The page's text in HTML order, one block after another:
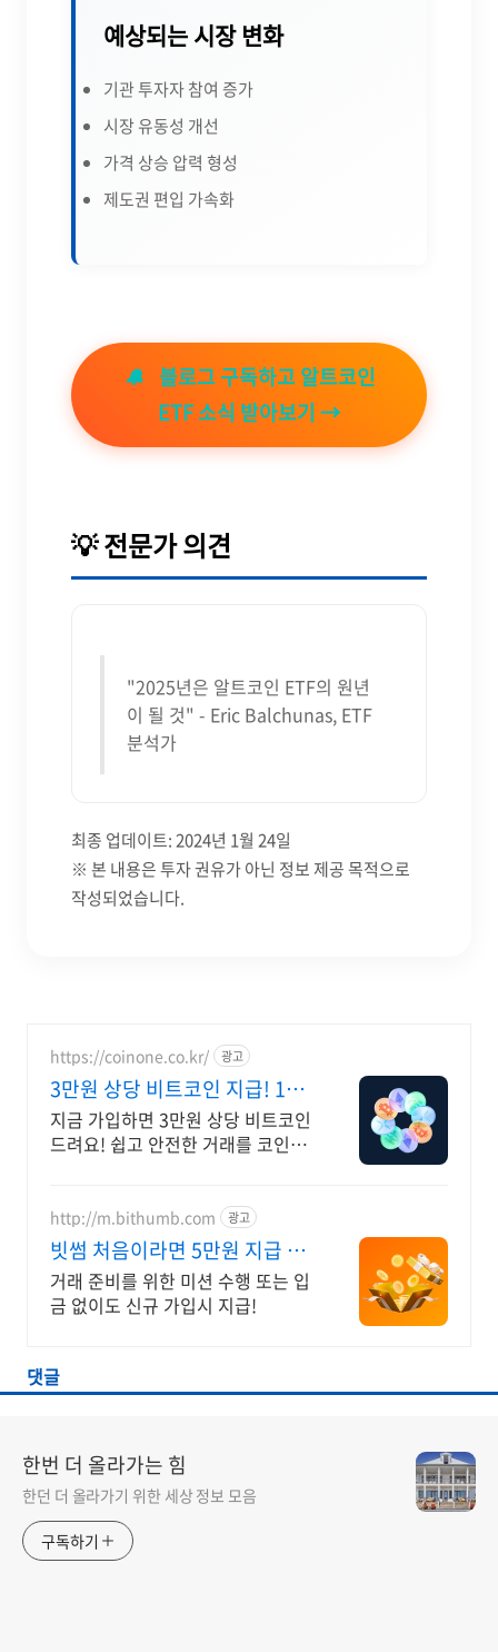
예상되는 시장 변화
기관 투자자 참여 증가
시장 유동성 개선
가격 상승 압력 형성
제도권 편입 가속화
🔔 블로그 구독하고 알트코인
ETF 소식 받아보기 →
💡 전문가 의견
"2025년은 알트코인 ETF의 원년
이 될 것" - Eric Balchunas, ETF
분석가
최종 업데이트: 2024년 1월 24일
※ 본 내용은 투자 권유가 아닌 정보 제공 목적으로
작성되었습니다.
https://coinone.co.kr/ 광고
3만원 상당 비트코인 지급! 12
년 무사고 거래소
지금 가입하면 3만원 상당 비트코인
드려요! 쉽고 안전한 거래를 코인원
http://m.bithumb.com 광고
빗썸 처음이라면 5만원 지급 신
규 가입 시 5만원 혜택
거래 준비를 위한 미션 수행 또는 입
금 없이도 신규 가입시 지급!
댓글
한번 더 올라가는 힘
한던 더 올라가기 위한 세상 정보 모음
구독하기